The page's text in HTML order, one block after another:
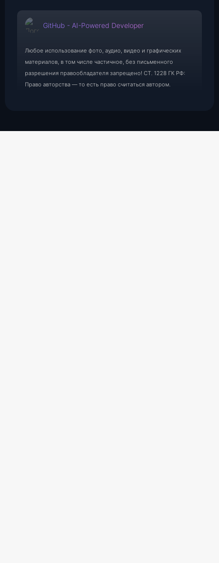
GitHub - AI-Powered Developer
Любое использование фото, аудио, видео и графических
материалов, в том числе частичное, без письменного
разрешения правообладателя запрещено! СТ. 1228 ГК РФ:
Право авторства — то есть право считаться автором.